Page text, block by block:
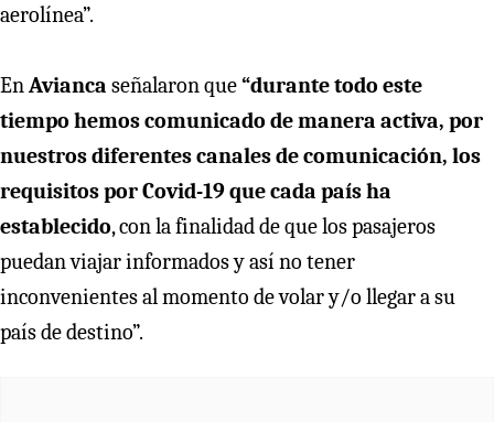
aerolínea”.
EnAvianca señalaron que“durante todo este
tiempo hemos comunicado de manera activa, por
nuestros diferentes canales de comunicación, los
requisitos por Covid-19 que cada país ha
establecido, con la finalidad de que los pasajeros
puedan viajar informados y así no tener
inconvenientes al momento de volar y/o llegar a su
país de destino”.